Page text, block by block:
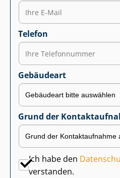
Telefon
Gebäudeart
Grund der
Ich habe den
verstanden.